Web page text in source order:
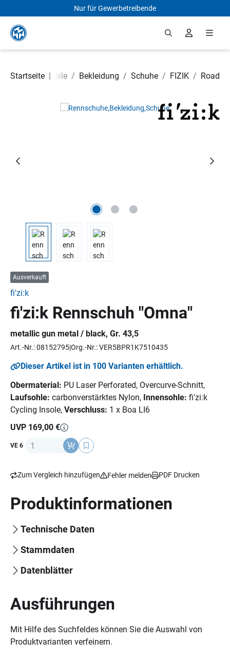
Zum Hauptinhalt springen
Nur für Gewerbetreibende
Startseite |
Fahrradteile / Bekleidung / Schuhe / FIZIK / Road
Bildergalerie überspringen
Ausverkauft
fi'zi:k
fi'zi:k Rennschuh "Omna"
metallic gun metal / black, Gr. 43,5
Art.-Nr.: 08152795Org.-Nr.: VER5BPR1K7510435
Dieser Artikel ist in 100 Varianten erhältlich.
Obermaterial: PU Laser Perforated, Overcurve-Schnitt,
Laufsohle: carbonverstärktes Nylon, Innensohle: fi'zi:k
Cycling Insole, Verschluss: 1 x Boa LI6
UVP 169,00 €
VE 6 Anzahl
Zum Vergleich hinzufügen Fehler melden PDF Drucken
Produktinformationen
Technische Daten
Stammdaten
Datenblätter
Ausführungen
Mit Hilfe des Suchfeldes können Sie die Auswahl von
Produktvarianten verfeinern.